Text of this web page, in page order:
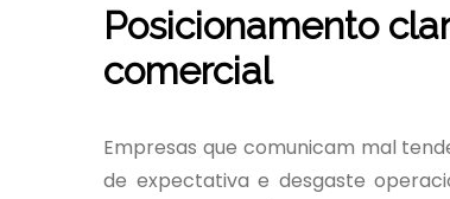
Posicionamento
comercial
Empresas que comunicam mal
de expectativa e desgaste